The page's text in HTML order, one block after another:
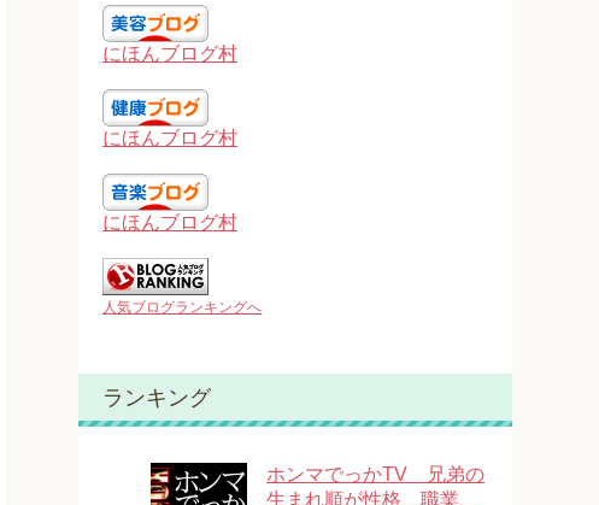
にほんブログ村
にほんブログ村
にほんブログ村
人気ブログランキングへ
ランキング
ホンマでっかTV 兄弟の
生まれ順が性格、職業、